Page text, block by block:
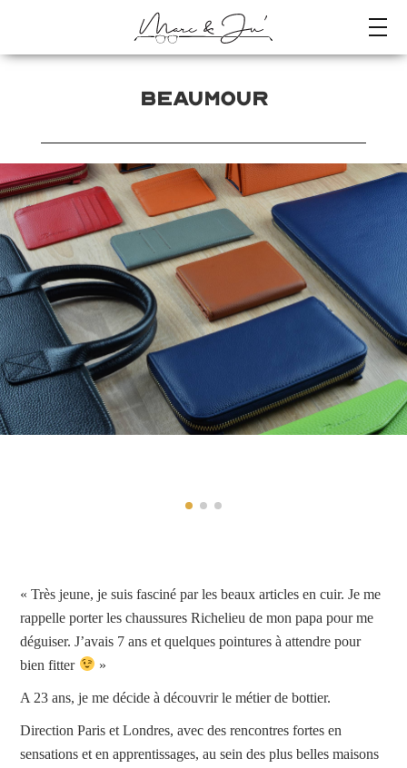
BEAUMOUR
« Très jeune, je suis fasciné par les beaux articles en cuir. Je me
rappelle porter les chaussures Richelieu de mon papa pour me
déguiser. J’avais 7 ans et quelques pointures à attendre pour
bien fitter
»
A 23 ans, je me décide à découvrir le métier de bottier.
Direction Paris et Londres, avec des rencontres fortes en
sensations et en apprentissages, au sein des plus belles maisons